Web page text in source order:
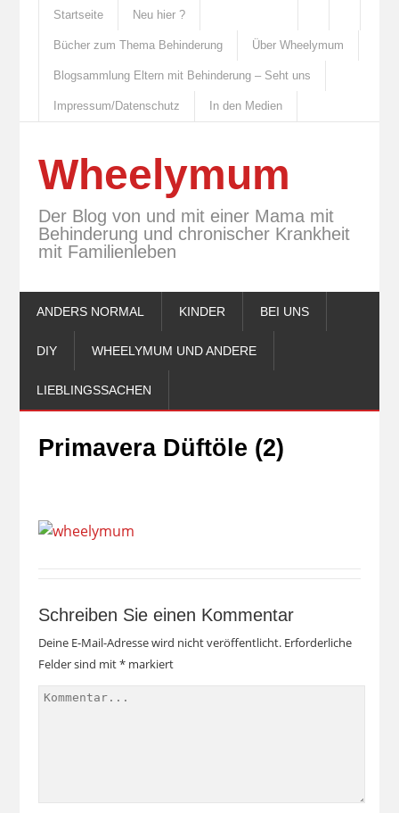
Startseite Neu hier ?
Bücher zum Thema Behinderung Über Wheelymum
Blogsammlung Eltern mit Behinderung – Seht uns
Impressum/Datenschutz In den Medien
Wheelymum
Der Blog von und mit einer Mama mit
Behinderung und chronischer Krankheit
mit Familienleben
ANDERS NORMAL KINDER BEI UNS
DIY WHEELYMUM UND ANDERE
LIEBLINGSSACHEN
Primavera Düftöle (2)
Schreiben Sie einen Kommentar
Deine E-Mail-Adresse wird nicht veröffentlicht. Erforderliche
Felder sind mit*markiert